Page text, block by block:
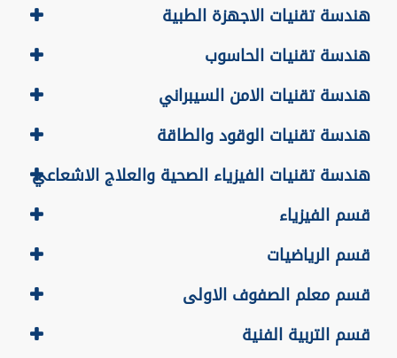
هندسة تقنيات الاجهزة الطبية
هندسة تقنيات الحاسوب
هندسة تقنيات الامن السيبراني
هندسة تقنيات الوقود والطاقة
هندسة تقنيات الفيزياء الصحية والعلاج الاشعاعي
قسم الفيزياء
قسم الرياضيات
قسم معلم الصفوف الاولى
قسم التربية الفنية